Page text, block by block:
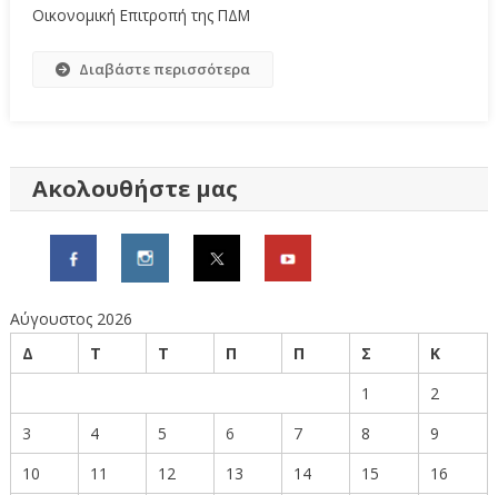
Οικονομική Επιτροπή της ΠΔΜ
Διαβάστε περισσότερα
Ακολουθήστε μας
Αύγουστος 2026
Δ
Τ Τ Π Π Σ
Κ
1
2
3
4 5 6 7 8
9
10
11 12 13 14 15
16